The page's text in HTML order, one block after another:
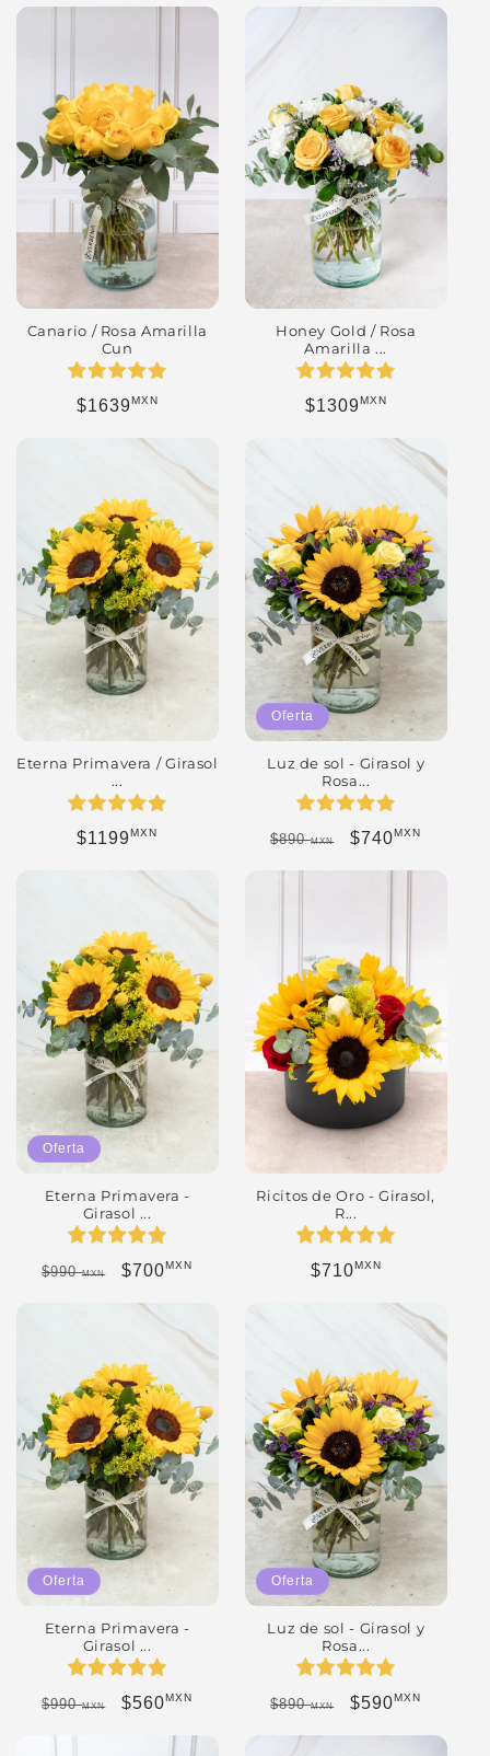
Canario / Rosa Amarilla
Cun
Precio habitual
$1639MXN
Honey Gold / Rosa
Amarilla ...
Precio habitual
$1309MXN
Eterna Primavera / Girasol
...
Precio habitual
$1199MXN
Oferta
Luz de sol - Girasol y
Rosa...
Precio habitual
$890MXN Precio de oferta
$740MXN
Oferta
Eterna Primavera -
Girasol ...
Precio habitual
$990MXN Precio de oferta
$700MXN
Ricitos de Oro - Girasol,
R...
Precio habitual
$710MXN
Oferta
Eterna Primavera -
Girasol ...
Precio habitual
$990MXN Precio de oferta
$560MXN
Oferta
Luz de sol - Girasol y
Rosa...
Precio habitual
$890MXN Precio de oferta
$590MXN